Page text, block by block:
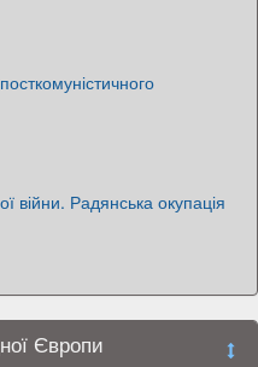
війни. Радянська окупація
Європи